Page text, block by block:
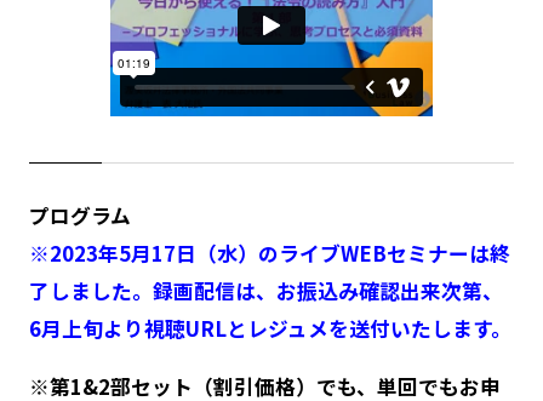
プログラム
※2023年5月17日（水）のライブWEBセミナーは終
了しました。 録画配信は、お振込み確認出来次第、
6月上旬より視聴URLとレジュメを送付いたします。
※第1&2部セット（割引価格）でも、単回でもお申